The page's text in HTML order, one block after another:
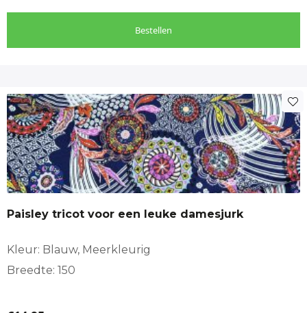
Bestellen
Paisley tricot voor een leuke damesjurk
Kleur: Blauw, Meerkleurig
Breedte: 150